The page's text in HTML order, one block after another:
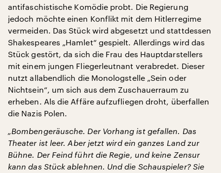
antifaschistische Komödie probt. Die Regierung
jedoch möchte einen Konflikt mit dem Hitlerregime
vermeiden. Das Stück wird abgesetzt und stattdessen
Shakespeares „Hamlet“ gespielt. Allerdings wird das
Stück gestört, da sich die Frau des Hauptdarstellers
mit einem jungen Fliegerleutnant verabredet. Dieser
nutzt allabendlich die Monologstelle „Sein oder
Nichtsein“, um sich aus dem Zuschauerraum zu
erheben. Als die Affäre aufzufliegen droht, überfallen
die Nazis Polen.
„Bombengeräusche. Der Vorhang ist gefallen. Das
Theater ist leer. Aber jetzt wird ein ganzes Land zur
Bühne. Der Feind führt die Regie, und keine Zensur
kann das Stück ablehnen. Und die Schauspieler? Sie